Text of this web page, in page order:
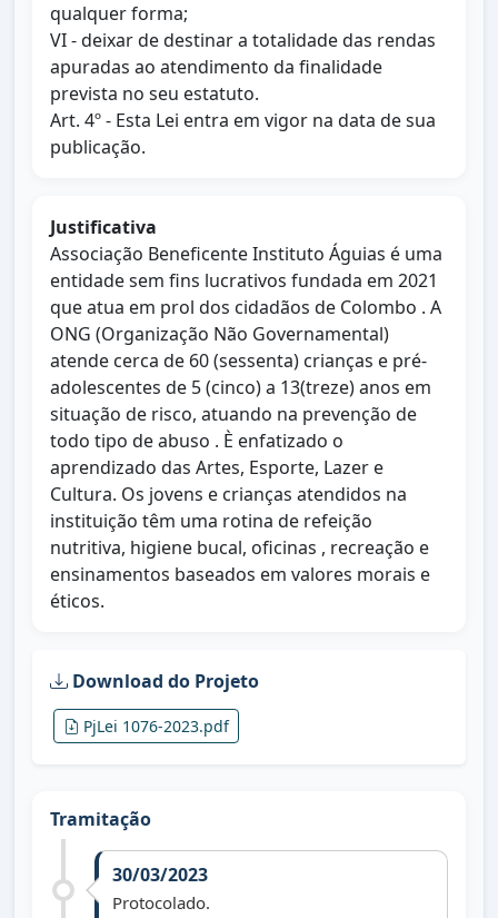
qualquer forma;
VI - deixar de destinar a totalidade das rendas
apuradas ao atendimento da finalidade
prevista no seu estatuto.
Art. 4º - Esta Lei entra em vigor na data de sua
publicação.
Justificativa
Associação Beneficente Instituto Águias é uma
entidade sem fins lucrativos fundada em 2021
que atua em prol dos cidadãos de Colombo . A
ONG (Organização Não Governamental)
atende cerca de 60 (sessenta) crianças e pré-
adolescentes de 5 (cinco) a 13(treze) anos em
situação de risco, atuando na prevenção de
todo tipo de abuso . È enfatizado o
aprendizado das Artes, Esporte, Lazer e
Cultura. Os jovens e crianças atendidos na
instituição têm uma rotina de refeição
nutritiva, higiene bucal, oficinas , recreação e
ensinamentos baseados em valores morais e
éticos.
Download do Projeto
PjLei 1076-2023.pdf
Tramitação
30/03/2023
Protocolado.